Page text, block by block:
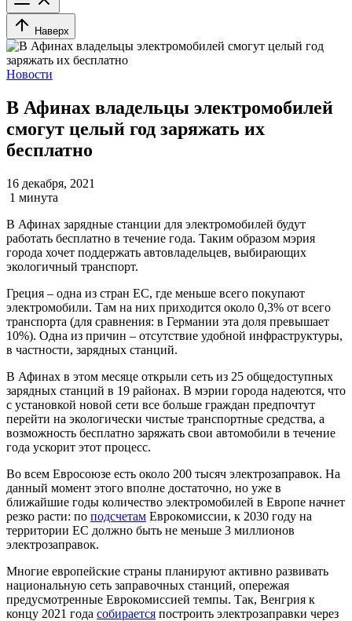
Наверх
Новости
В Афинах владельцы электромобилей
смогут целый год заряжать их
бесплатно
16 декабря, 2021
1 минута
В Афинах зарядные станции для электромобилей будут
работать бесплатно в течение года. Таким образом мэрия
города хочет поддержать автовладельцев, выбирающих
экологичный транспорт.
Греция – одна из стран ЕС, где меньше всего покупают
электромобили. Там на них приходится около 0,3% от всего
транспорта (для сравнения: в Германии эта доля превышает
10%). Одна из причин – отсутствие удобной инфраструктуры,
в частности, зарядных станций.
В Афинах в этом месяце открыли сеть из 25 общедоступных
зарядных станций в 19 районах. В мэрии города надеются, что
с установкой новой сети все больше граждан предпочтут
перейти на экологически чистые транспортные средства, а
возможность бесплатно заряжать свои автомобили в течение
года ускорит этот процесс.
Во всем Евросоюзе есть около 200 тысяч электрозаправок. На
данный момент этого вполне достаточно, но уже в
ближайшие годы количество электромобилей в Европе начнет
резко расти: по подсчетам Еврокомиссии, к 2030 году на
территории ЕС должно быть не меньше 3 миллионов
электрозаправок.
Многие европейские страны планируют активно развивать
национальную сеть заправочных станций, опережая
предусмотренные Еврокомиссией темпы. Так, Венгрия к
концу 2021 года собирается построить электрозаправки через